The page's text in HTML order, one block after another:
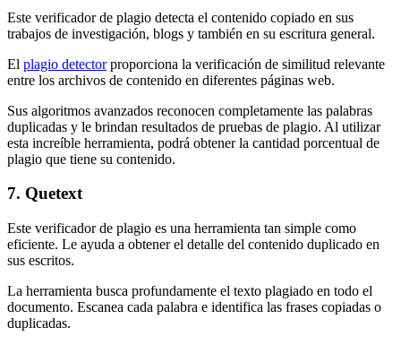
Este verificador de plagio detecta el contenido copiado en sus
trabajos de investigación, blogs y también en su escritura general.
El plagio detectorproporciona la verificación de similitud relevante
entre los archivos de contenido en diferentes páginas web.
Sus algoritmos avanzados reconocen completamente las palabras
duplicadas y le brindan resultados de pruebas de plagio. Al utilizar
esta increíble herramienta, podrá obtener la cantidad porcentual de
plagio que tiene su contenido.
7. Quetext
Este verificador de plagio es una herramienta tan simple como
eficiente. Le ayuda a obtener el detalle del contenido duplicado en
sus escritos.
La herramienta busca profundamente el texto plagiado en todo el
documento. Escanea cada palabra e identifica las frases copiadas o
duplicadas.